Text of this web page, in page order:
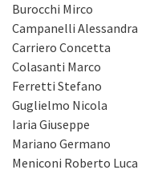
Burocchi Mirco
Campanelli Alessandra
Carriero Concetta
Colasanti Marco
Ferretti Stefano
Guglielmo Nicola
Iaria Giuseppe
Mariano Germano
Meniconi Roberto Luca